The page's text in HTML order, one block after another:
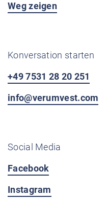
Weg zeigen
Konversation starten
+49 7531 28 20 251
info@verumvest.com
Social Media
Facebook
Instagram